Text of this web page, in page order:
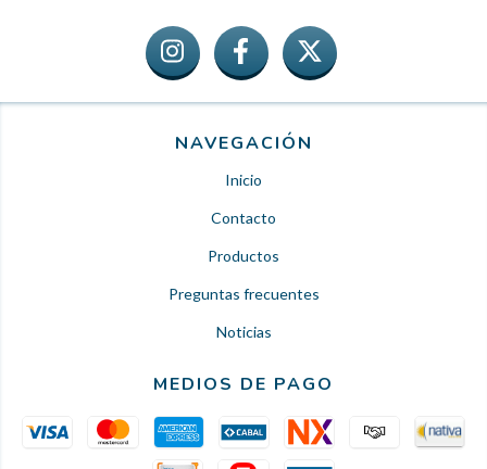
NAVEGACIÓN
Inicio
Contacto
Productos
Preguntas frecuentes
Noticias
MEDIOS DE PAGO